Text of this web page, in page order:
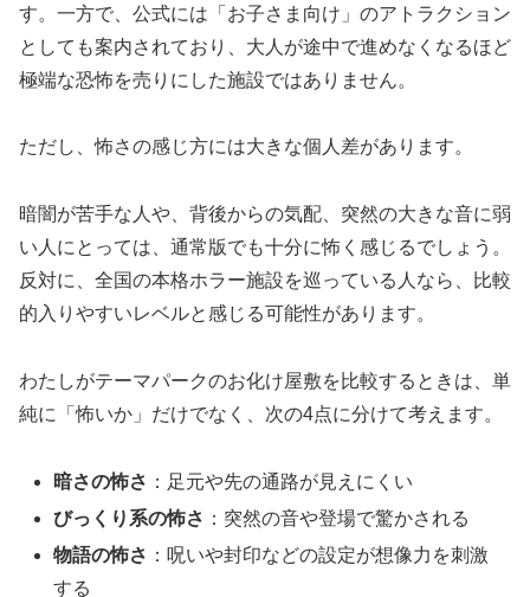
す。一方で、公式には「お子さま向け」のアトラクション
としても案内されており、大人が途中で進めなくなるほど
極端な恐怖を売りにした施設ではありません。
ただし、怖さの感じ方には大きな個人差があります。
暗闇が苦手な人や、背後からの気配、突然の大きな音に弱
い人にとっては、通常版でも十分に怖く感じるでしょう。
反対に、全国の本格ホラー施設を巡っている人なら、比較
的入りやすいレベルと感じる可能性があります。
わたしがテーマパークのお化け屋敷を比較するときは、単
純に「怖いか」だけでなく、次の4点に分けて考えます。
暗さの怖さ ：足元や先の通路が見えにくい
びっくり系の怖さ ：突然の音や登場で驚かされる
物語の怖さ ：呪いや封印などの設定が想像力を刺激
する